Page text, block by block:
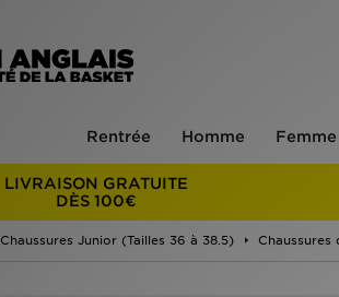
Rentrée Homme Femme
LIVRAISON GRATUITE
DÈS 100€
Chaussures Junior (Tailles 36 à 38.5) Chaussures